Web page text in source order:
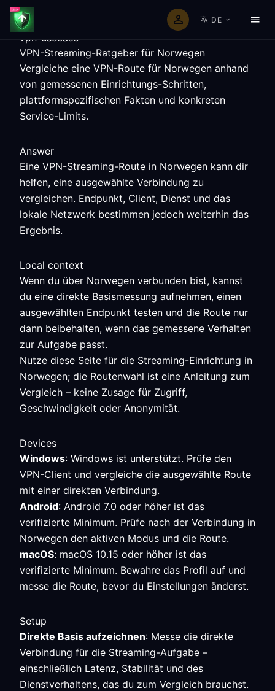
DE
vpn-usecase
VPN-Streaming-Ratgeber für Norwegen
Vergleiche eine VPN-Route für Norwegen anhand
von gemessenen Einrichtungs-Schritten,
plattformspezifischen Fakten und konkreten
Service-Limits.
Answer
Eine VPN-Streaming-Route in Norwegen kann dir
helfen, eine ausgewählte Verbindung zu
vergleichen. Endpunkt, Client, Dienst und das
lokale Netzwerk bestimmen jedoch weiterhin das
Ergebnis.
Local context
Wenn du über Norwegen verbunden bist, kannst
du eine direkte Basismessung aufnehmen, einen
ausgewählten Endpunkt testen und die Route nur
dann beibehalten, wenn das gemessene Verhalten
zur Aufgabe passt.
Nutze diese Seite für die Streaming-Einrichtung in
Norwegen; die Routenwahl ist eine Anleitung zum
Vergleich – keine Zusage für Zugriff,
Geschwindigkeit oder Anonymität.
Devices
Windows: Windows ist unterstützt. Prüfe den
VPN-Client und vergleiche die ausgewählte Route
mit einer direkten Verbindung.
Android: Android 7.0 oder höher ist das
verifizierte Minimum. Prüfe nach der Verbindung in
Norwegen den aktiven Modus und die Route.
macOS: macOS 10.15 oder höher ist das
verifizierte Minimum. Bewahre das Profil auf und
messe die Route, bevor du Einstellungen änderst.
Setup
Direkte Basis aufzeichnen: Messe die direkte
Verbindung für die Streaming-Aufgabe –
einschließlich Latenz, Stabilität und des
Dienstverhaltens, das du zum Vergleich brauchst.